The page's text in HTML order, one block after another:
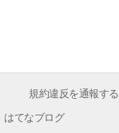
規約違反を通報する
はてなブログ